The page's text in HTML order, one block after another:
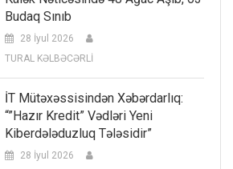
Budaq Sınıb
28 İyul 2026
TURAL KƏLBƏCƏRLİ
İT Mütəxəssisindən Xəbərdarlıq:
“”Hazır Kredit” Vədləri Yeni
Kiberdələduzluq Tələsidir”
28 İyul 2026